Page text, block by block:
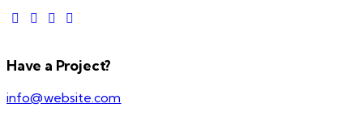
Have a Project?
info@website.com